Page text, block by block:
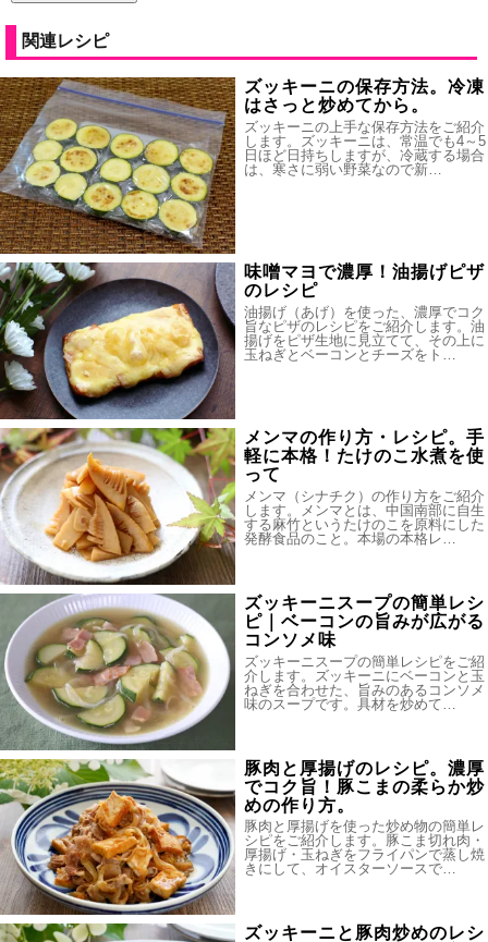
関連レシピ
ズッキーニの保存方法。冷凍
はさっと炒めてから。
ズッキーニの上手な保存方法をご紹介
します。ズッキーニは、常温でも4～5
日ほど日持ちしますが、冷蔵する場合
は、寒さに弱い野菜なので新…
味噌マヨで濃厚！油揚げピザ
のレシピ
油揚げ（あげ）を使った、濃厚でコク
旨なピザのレシピをご紹介します。油
揚げをピザ生地に見立てて、その上に
玉ねぎとベーコンとチーズをト…
メンマの作り方・レシピ。手
軽に本格！たけのこ水煮を使
って
メンマ（シナチク）の作り方をご紹介
します。メンマとは、中国南部に自生
する麻竹というたけのこを原料にした
発酵食品のこと。本場の本格レ…
ズッキーニスープの簡単レシ
ピ｜ベーコンの旨みが広がる
コンソメ味
ズッキーニスープの簡単レシピをご紹
介します。ズッキーニにベーコンと玉
ねぎを合わせた、旨みのあるコンソメ
味のスープです。具材を炒めて…
豚肉と厚揚げのレシピ。濃厚
でコク旨！豚こまの柔らか炒
めの作り方。
豚肉と厚揚げを使った炒め物の簡単レ
シピをご紹介します。豚こま切れ肉・
厚揚げ・玉ねぎをフライパンで蒸し焼
きにして、オイスターソースで…
ズッキーニと豚肉炒めのレシ